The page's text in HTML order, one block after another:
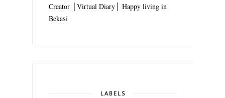
Creator │Virtual Diary│ Happy living in
Bekasi
LABELS